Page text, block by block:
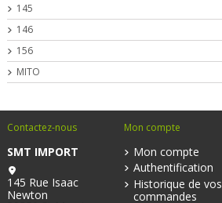
145
146
156
MITO
Contactez-nous
SMT IMPORT
145 Rue Isaac
Newton
Mon compte
Mon compte
Authentification
Historique de vos
commandes